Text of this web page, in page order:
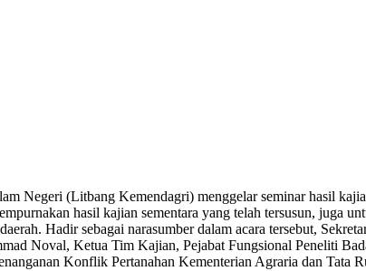
Negeri (Litbang Kemendagri) menggelar seminar hasil
hasil kajian sementara yang telah tersusun, juga
Hadir sebagai narasumber dalam acara tersebut,
Noval, Ketua Tim Kajian, Pejabat Fungsional Peneliti
Konflik Pertanahan Kementerian Agraria dan Tata